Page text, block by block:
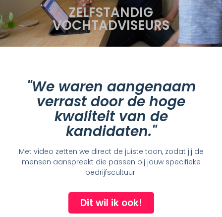
ZELFSTANDIG
VOCHTADVISEURS
"We waren aangenaam
verrast door de hoge
kwaliteit van de
kandidaten."
Met video zetten we direct de juiste toon, zodat jij de
mensen aanspreekt die passen bij jouw specifieke
bedrijfscultuur.
Dit wil ik ook!